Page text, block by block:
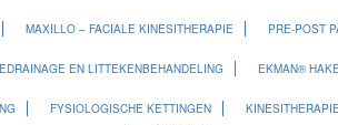
MAXILLO – FACIALE KINESITHERAPIE PRE-POST
EN LITTEKENBEHANDELING EKMAN®
FYSIOLOGISCHE KETTINGEN